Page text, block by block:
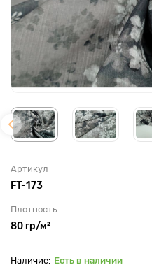
Артикул
FT-173
Плотность
80 гр/м²
Есть в наличии